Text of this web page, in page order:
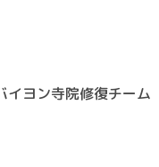
イヨン寺院修復チーム